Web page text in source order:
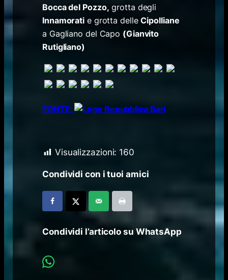
Bocca del Pozzo, grotta degli
Innamorati e grotta delleCipolliane
a Gagliano del Capo (Gianvito
Rutigliano)
FONTE:
Visualizzazioni: 160
Condividi con i tuoi amici
Condividi l’articolo su WhatsApp